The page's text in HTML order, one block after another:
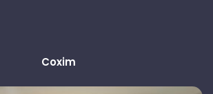
Coxim